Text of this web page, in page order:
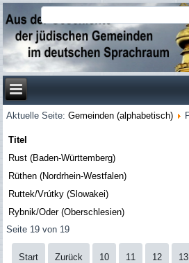
Aktuelle Seite:Gemeinden (alphabetisch)
Titel
Rust (Baden-Württemberg)
Rüthen (Nordrhein-Westfalen)
Ruttek/Vrútky (Slowakei)
Rybnik/Oder (Oberschlesien)
Seite 19 von 19
Start Zurück 10 11 12 13